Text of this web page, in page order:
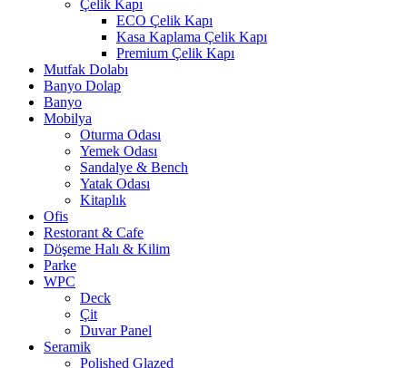
Çelik Kapı
ECO Çelik Kapı
Kasa Kaplama Çelik Kapı
Premium Çelik Kapı
Mutfak Dolabı
Banyo Dolap
Banyo
Mobilya
Oturma Odası
Yemek Odası
Sandalye & Bench
Yatak Odası
Kitaplık
Ofis
Restorant & Cafe
Döşeme Halı & Kilim
Parke
WPC
Deck
Çit
Duvar Panel
Seramik
Polished Glazed